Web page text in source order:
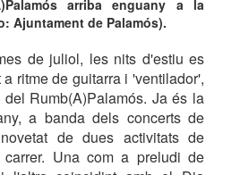
arriba enguany a la
Ajuntament de Palamós).
de juliol, les nits d'estiu es
ritme de guitarra i 'ventilador',
Rumb(A)Palamós. Ja és la
a banda dels concerts de
de dues activitats de
Una com a preludi de